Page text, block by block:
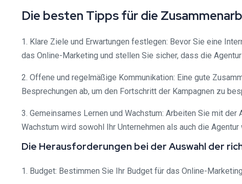
Die besten Tipps für die
1. Klare Ziele und Erwartungen festlegen: Bevor Sie eine
das Online-Marketing und stellen Sie sicher, dass die
2. Offene und regelmäßige Kommunikation: Eine gute
Besprechungen ab, um den Fortschritt der Kampagnen zu
3. Gemeinsames Lernen und Wachstum: Arbeiten Sie mit
Wachstum wird sowohl Ihr Unternehmen als auch die Agentur
Die Herausforderungen bei der Auswahl der
1. Budget: Bestimmen Sie Ihr Budget für das Online-